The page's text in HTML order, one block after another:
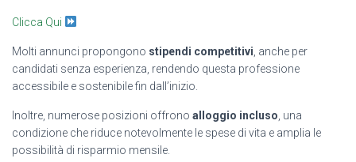
Clicca Qui
Molti annunci propongono stipendi competitivi , anche per
candidati senza esperienza, rendendo questa professione
accessibile e sostenibile fin dall’inizio.
Inoltre, numerose posizioni offrono alloggio incluso , una
condizione che riduce notevolmente le spese di vita e amplia le
possibilità di risparmio mensile.